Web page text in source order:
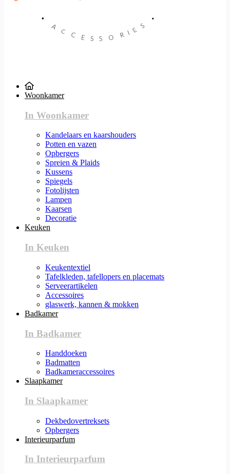
Woonkamer
In Woonkamer
Kandelaars en kaarshouders
Potten en vazen
Opbergers
Spreien & Plaids
Kussens
Spiegels
Fotolijsten
Lampen
Kaarsen
Decoratie
Keuken
In Keuken
Keukentextiel
Tafelkleden, tafellopers en placemats
Serveerartikelen
Accessoires
glaswerk, kannen & mokken
Badkamer
In Badkamer
Handdoeken
Badmatten
Badkameraccessoires
Slaapkamer
In Slaapkamer
Dekbedovertreksets
Opbergers
Interieurparfum
In Interieurparfum